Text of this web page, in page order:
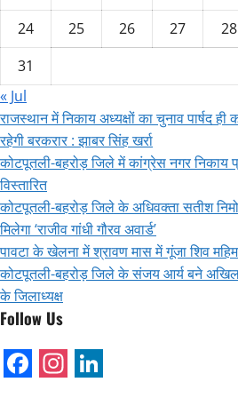
24
25 26 27 28
31
« Jul
राजस्थान में निकाय अध्यक्षों का चुनाव पार्षद ही
रहेगी बरकरार : झाबर सिंह खर्रा
कोटपूतली-बहरोड़ जिले में कांग्रेस नगर निकाय
विस्तारित
कोटपूतली-बहरोड़ जिले के अधिवक्ता सतीश
मिलेगा ‘राजीव गांधी गौरव अवार्ड’
पावटा के खेलना में श्रावण मास में गूंजा शिव
कोटपूतली-बहरोड़ जिले के संजय आर्य बने
के जिलाध्यक्ष
Follow Us